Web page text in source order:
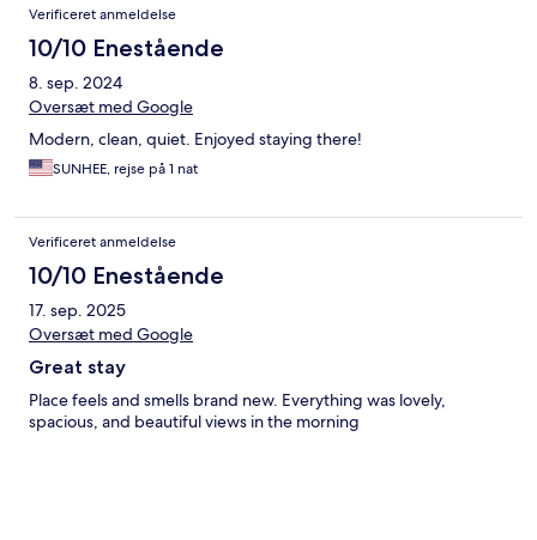
Verificeret anmeldelse
10/10 Enestående
8. sep. 2024
Oversæt med Google
Modern, clean, quiet. Enjoyed staying there!
SUNHEE, rejse på 1 nat
Verificeret anmeldelse
10/10 Enestående
17. sep. 2025
Oversæt med Google
Great stay
Place feels and smells brand new. Everything was lovely,
spacious, and beautiful views in the morning